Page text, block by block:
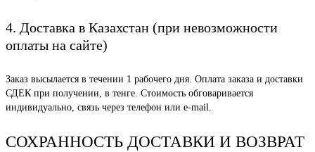
4. Доставка в Казахстан (при невозможности
оплаты на сайте)
Заказ высылается в течении 1 рабочего дня. Оплата заказа и доставки
СДЕК при получении, в тенге. Стоимость обговаривается
индивидуально, связь через телефон или e-mail.
СОХРАННОСТЬ ДОСТАВКИ И ВОЗВРАТ